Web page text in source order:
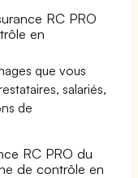
RC PRO
en
que vous
salariés,
de
RC PRO du
de contrôle en